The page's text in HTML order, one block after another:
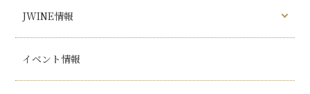
JWINE情報
イベント情報